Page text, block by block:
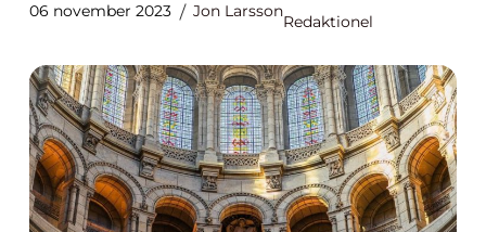
06 november 2023 Jon Larsson
Redaktionel